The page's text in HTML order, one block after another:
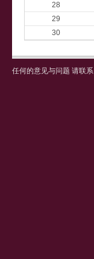
28
29
30
任何的意见与问题 请联系